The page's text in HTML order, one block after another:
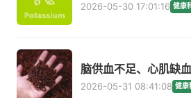
2026-05-30 17:01:16 健康
脑供血不足、心肌缺
2026-05-31 08:41:08 健康